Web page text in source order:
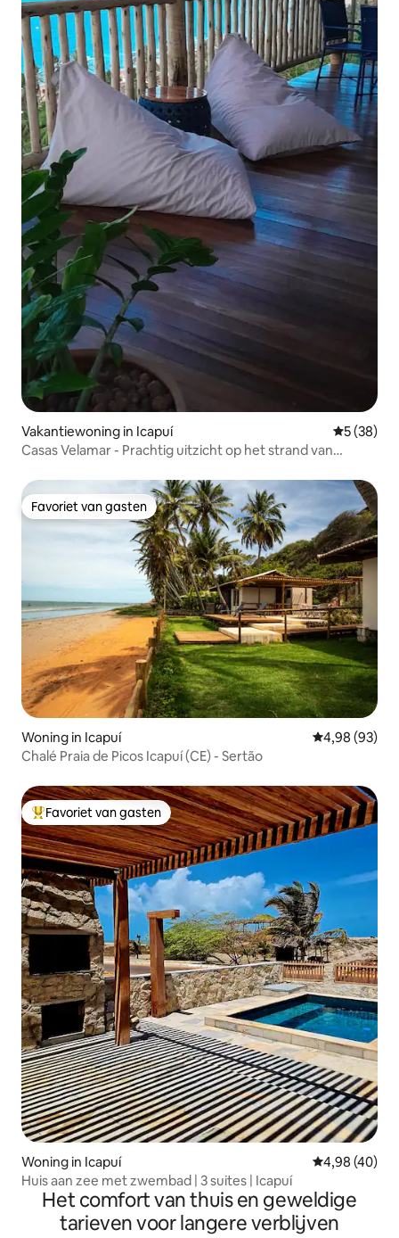
Vakantiewoning in Icapuí
5 (38)
Casas Velamar - Prachtig uitzicht op het strand van
Favoriet van gasten
Favoriet van gasten
Woning in Icapuí Gemiddelde
4,98 (93)
Chalé Praia de Picos Icapuí (CE) - Sertão
Topfavoriet van gasten
Favoriet van gasten
Woning in Icapuí Gemiddelde
4,98 (40)
Huis aan zee met zwembad | 3 suites | Icapuí
Het comfort van thuis en geweldige
tarieven voor langere verblijven